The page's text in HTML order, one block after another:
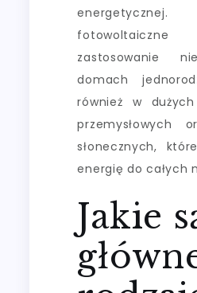
zastosowanie
domach
również w
przemysłowych
słonecznych,
energię do całych
Jakie